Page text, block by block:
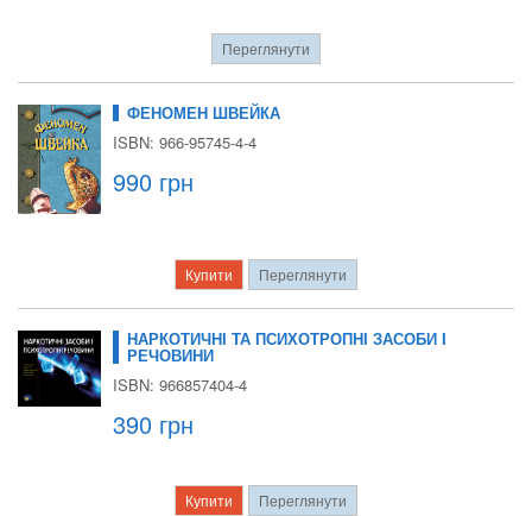
Переглянути
ФЕНОМЕН ШВЕЙКА
ISBN: 966-95745-4-4
990 грн
Купити Переглянути
НАРКОТИЧНІ ТА ПСИХОТРОПНІ ЗАСОБИ І
РЕЧОВИНИ
ISBN: 966857404-4
390 грн
Купити Переглянути